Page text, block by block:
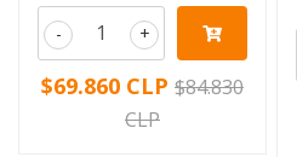
+
-
$69.860 CLP $84.830
CLP